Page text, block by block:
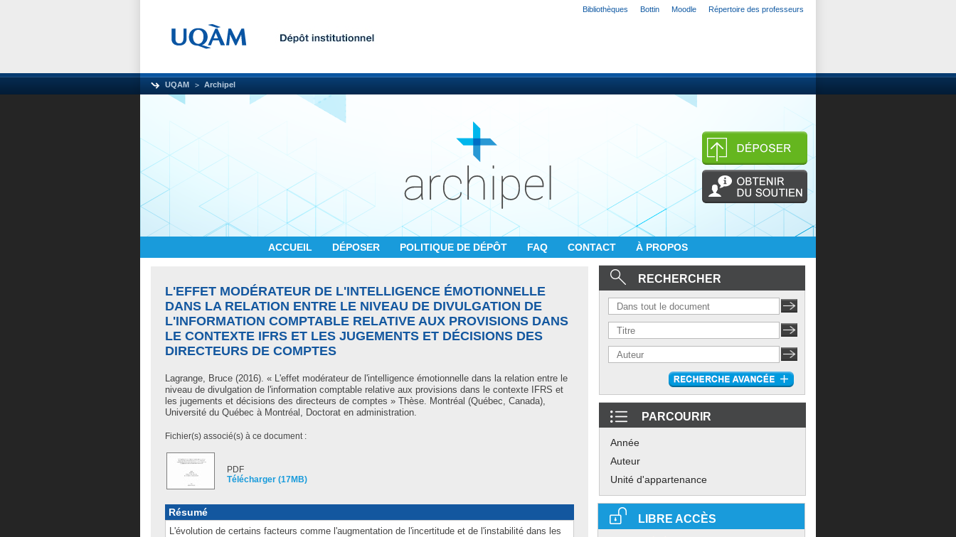
Bibliothèques Bottin Moodle Répertoire des professeurs
UQAM Archipel
ACCUEIL DÉPOSER POLITIQUE DE DÉPÔT FAQ CONTACT À PROPOS
L'EFFET MODÉRATEUR DE L'INTELLIGENCE ÉMOTIONNELLE
DANS LA RELATION ENTRE LE NIVEAU DE DIVULGATION DE
L'INFORMATION COMPTABLE RELATIVE AUX PROVISIONS DANS
LE CONTEXTE IFRS ET LES JUGEMENTS ET DÉCISIONS DES
DIRECTEURS DE COMPTES
Lagrange, Bruce (2016). « L'effet modérateur de l'intelligence émotionnelle dans la relation entre le
niveau de divulgation de l'information comptable relative aux provisions dans le contexte IFRS et
les jugements et décisions des directeurs de comptes » Thèse. Montréal (Québec, Canada),
Université du Québec à Montréal, Doctorat en administration.
Fichier(s) associé(s) à ce document :
PDF
Télécharger (17MB)
Résumé
L'évolution de certains facteurs comme l'augmentation de l'incertitude et de l'instabilité dans les
RECHERCHER
PARCOURIR
Année
Auteur
Unité d'appartenance
LIBRE ACCÈS